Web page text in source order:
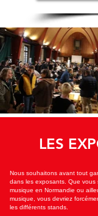
LES
Nous souhaitons avant tout
dans les exposants. Que vous
musique en Normandie ou
musique, vous devriez
les différents stands.